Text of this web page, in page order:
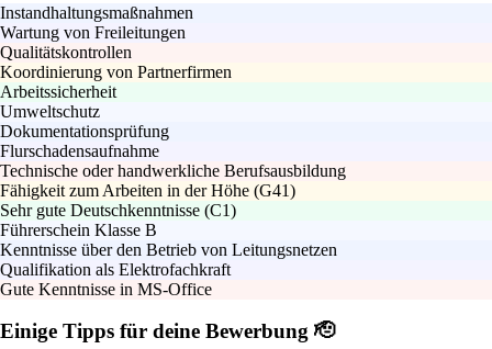
Instandhaltungsmaßnahmen
Wartung von Freileitungen
Qualitätskontrollen
Koordinierung von Partnerfirmen
Arbeitssicherheit
Umweltschutz
Dokumentationsprüfung
Flurschadensaufnahme
Technische oder handwerkliche Berufsausbildung
Fähigkeit zum Arbeiten in der Höhe (G41)
Sehr gute Deutschkenntnisse (C1)
Führerschein Klasse B
Kenntnisse über den Betrieb von Leitungsnetzen
Qualifikation als Elektrofachkraft
Gute Kenntnisse in MS-Office
Einige Tipps für deine Bewerbung 🫡